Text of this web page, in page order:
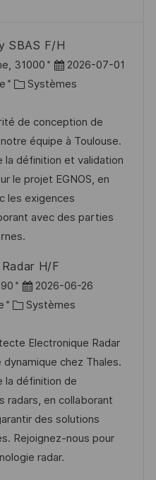
SBAS F/H
31000
D
a
e
d
’
a
f
f
h
a
g
2026-07-01
C
t
é
g
o
r
i
e
Systèmes
de conception de
équipe à Toulouse.
la définition et validation
le projet EGNOS, en
les exigences
avec des parties
H/F
D
a
e
d
’
a
f
f
i
2026-06-26
C
t
é
g
o
r
e
Systèmes
Electronique Radar
chez Thales.
la définition de
radars, en collaborant
des solutions
Rejoignez-nous pour
radar.